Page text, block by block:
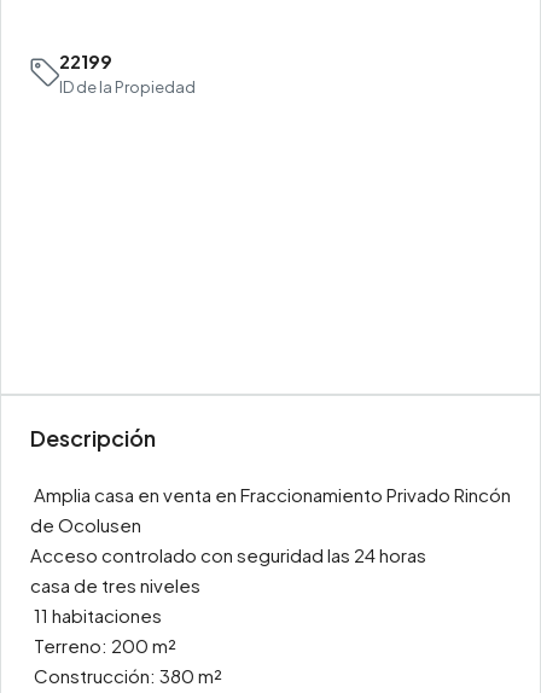
22199
ID de la Propiedad
Descripción
Amplia casa en venta en Fraccionamiento Privado Rincón
de Ocolusen
Acceso controlado con seguridad las 24 horas
casa de tres niveles
11 habitaciones
Terreno: 200 m²
Construcción: 380 m²